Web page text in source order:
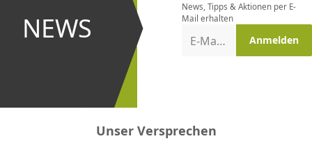
NEWS
und bei
Aktionen
News, Tipps & Aktionen per E-
Mail erhalten
E-Mail-Adresse Anmelden
Unser Versprechen